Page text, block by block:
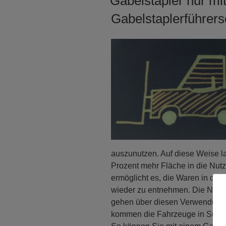
auszunutzen. Auf diese Weise
Prozent mehr Fläche in die
ermöglicht es, die Waren in die
wieder zu entnehmen. Die
gehen über diesen
kommen die Fahrzeuge in